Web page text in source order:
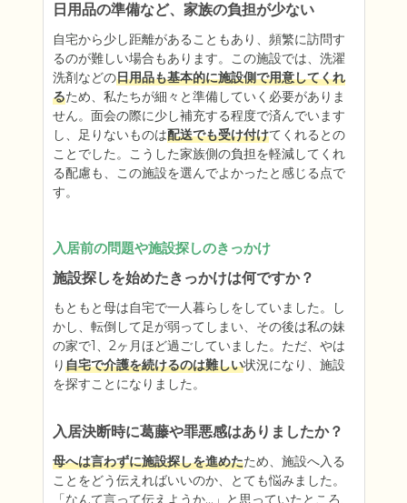
日用品の準備など、家族の負担が少ない
自宅から少し距離があることもあり、頻繁に訪問す
るのが難しい場合もあります。この施設では、洗濯
洗剤などの日用品も基本的に施設側で用意してくれ
るため、私たちが細々と準備していく必要がありま
せん。面会の際に少し補充する程度で済んでいます
し、足りないものは配送でも受け付けてくれるとの
ことでした。こうした家族側の負担を軽減してくれ
る配慮も、この施設を選んでよかったと感じる点で
す。
入居前の問題や施設探しのきっかけ
施設探しを始めたきっかけは何ですか？
もともと母は自宅で一人暮らしをしていました。し
かし、転倒して足が弱ってしまい、その後は私の妹
の家で1、2ヶ月ほど過ごしていました。ただ、やは
り自宅で介護を続けるのは難しい状況になり、施設
を探すことになりました。
入居決断時に葛藤や罪悪感はありましたか？
母へは言わずに施設探しを進めたため、施設へ入る
ことをどう伝えればいいのか、とても悩みました。
「なんて言って伝えようか…」と思っていたところ、